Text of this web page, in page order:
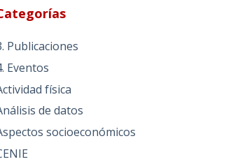
Publicaciones
Eventos
física
de datos
socioeconómicos